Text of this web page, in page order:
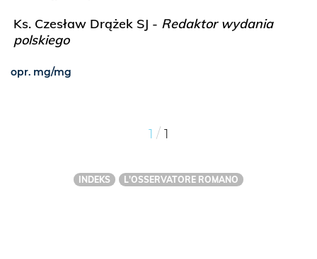
Ks. Czesław Drążek SJ - Redaktor wydania
polskiego
opr. mg/mg
1 / 1
INDEKS L'OSSERVATORE ROMANO